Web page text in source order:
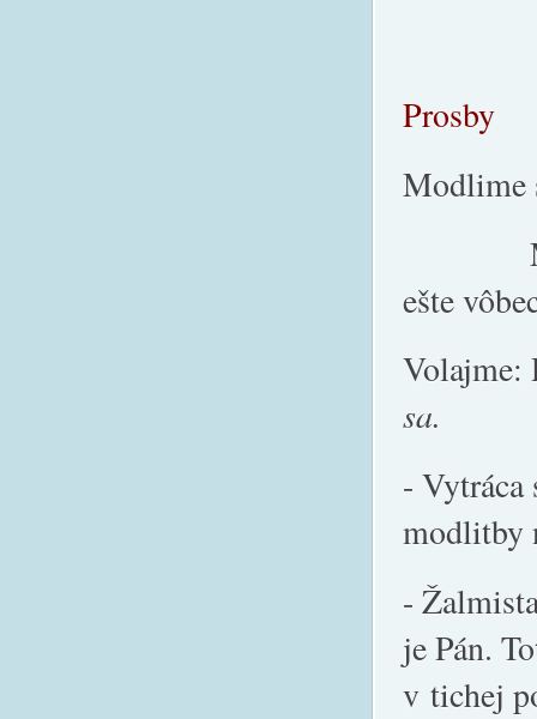
Prosby
Modlime
Mnohí
ešte
sa.
- Vytráca
modlitby
-
je Pán.
v tichej